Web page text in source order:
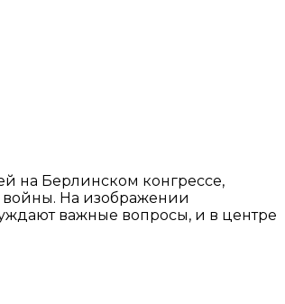
на Берлинском конгрессе,
войны. На изображении
важные вопросы, и в центре